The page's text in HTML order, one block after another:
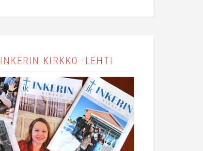
INKERIN KIRKKO -LEHTI